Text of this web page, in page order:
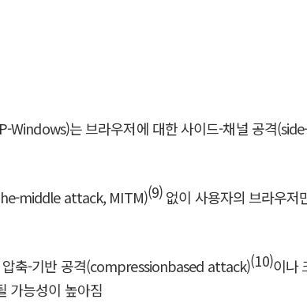
는 브라우저에 대한 사이드-채널 공격
middle attack, MITM)(9)없이 사용자의 브라우저
압축-기반 공격(compressionbased attack)(10)이나
가능성이 높아짐